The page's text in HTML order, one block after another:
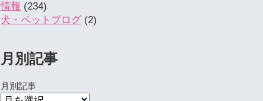
情報 (234)
犬・ペットブログ (2)
月別記事
月別記事